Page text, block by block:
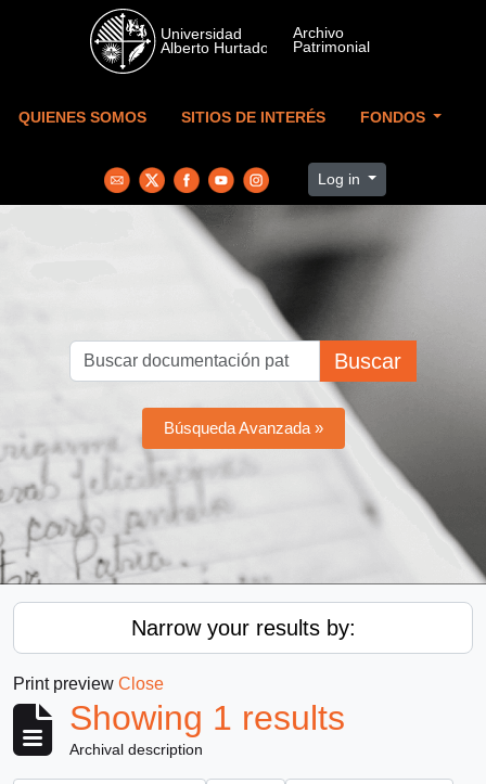
Skip to main content
QUIENES SOMOS SITIOS DE INTERÉS FONDOS
Log in
Buscar
Búsqueda Avanzada »
Narrow your results by:
Print preview Close
Showing 1 results
Archival description